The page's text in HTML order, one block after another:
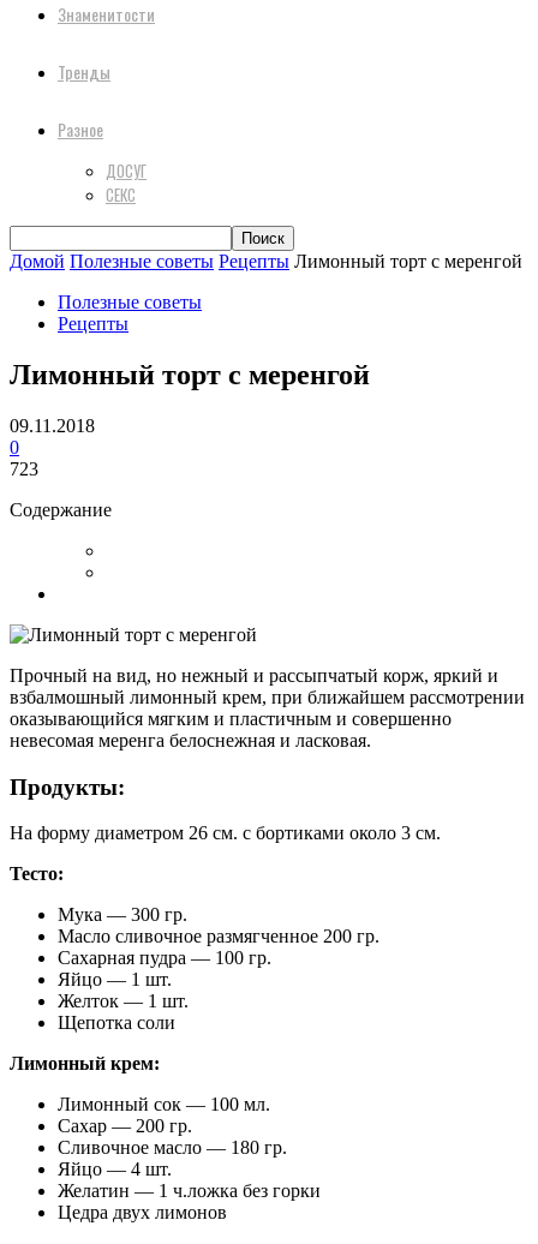
Знаменитости
Тренды
Разное
ДОСУГ
СЕКС
Домой Полезные советы Рецепты Лимонный торт с меренгой
Полезные советы
Рецепты
Лимонный торт с меренгой
09.11.2018
0
723
Содержание
Прочный на вид, но нежный и рассыпчатый корж, яркий и
взбалмошный лимонный крем, при ближайшем рассмотрении
оказывающийся мягким и пластичным и совершенно
невесомая меренга белоснежная и ласковая.
Продукты:
На форму диаметром 26 см. с бортиками около 3 см.
Тесто:
Мука — 300 гр.
Масло сливочное размягченное 200 гр.
Сахарная пудра — 100 гр.
Яйцо — 1 шт.
Желток — 1 шт.
Щепотка соли
Лимонный крем:
Лимонный сок — 100 мл.
Сахар — 200 гр.
Сливочное масло — 180 гр.
Яйцо — 4 шт.
Желатин — 1 ч.ложка без горки
Цедра двух лимонов